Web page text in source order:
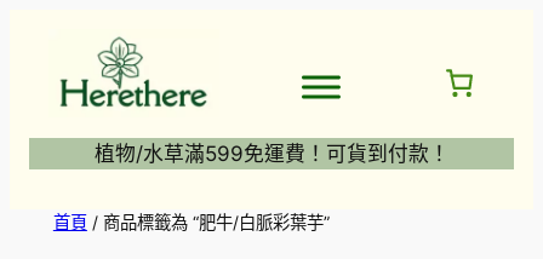
植物/水草滿599免運費！可貨到付款！
首頁/ 商品標籤為 “肥牛/白脈彩葉芋”